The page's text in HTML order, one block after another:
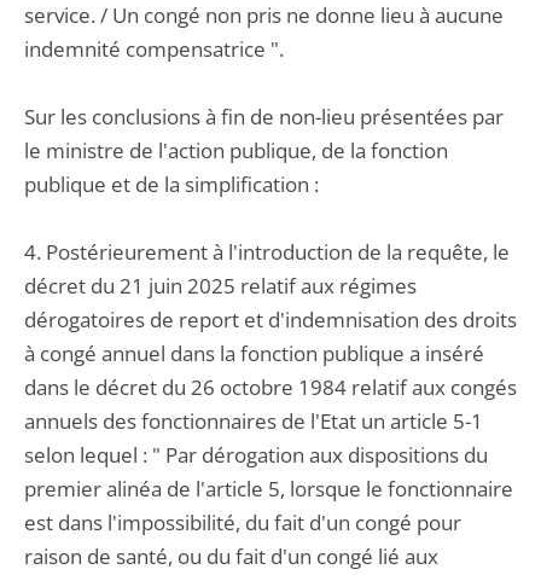
service. / Un congé non pris ne donne lieu à aucune
indemnité compensatrice ".
Sur les conclusions à fin de non-lieu présentées par
le ministre de l'action publique, de la fonction
publique et de la simplification :
4. Postérieurement à l'introduction de la requête, le
décret du 21 juin 2025 relatif aux régimes
dérogatoires de report et d'indemnisation des droits
à congé annuel dans la fonction publique a inséré
dans le décret du 26 octobre 1984 relatif aux congés
annuels des fonctionnaires de l'Etat un article 5-1
selon lequel : " Par dérogation aux dispositions du
premier alinéa de l'article 5, lorsque le fonctionnaire
est dans l'impossibilité, du fait d'un congé pour
raison de santé, ou du fait d'un congé lié aux